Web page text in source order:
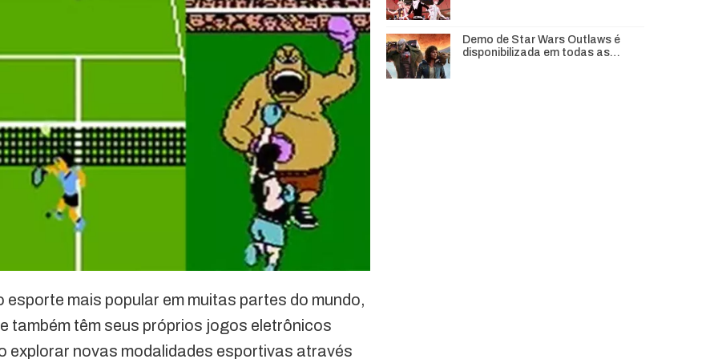
mais popular em muitas partes do mundo,
também têm seus próprios jogos eletrônicos
explorar novas modalidades esportivas através
Demo de Star Wars Outlaws é
disponibilizada em todas as…